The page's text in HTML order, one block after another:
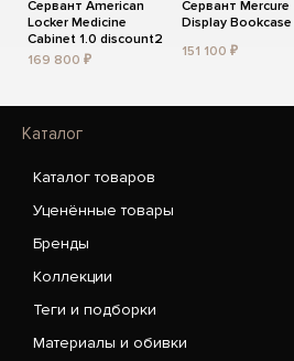
Сервант American
Locker Medicine
Cabinet 1.0 discount2
169 800 ₽
Сервант Mercure
Display Bookcase
151 100 ₽
Каталог
Каталог товаров
Уценённые товары
Бренды
Коллекции
Теги и подборки
Материалы и обивки